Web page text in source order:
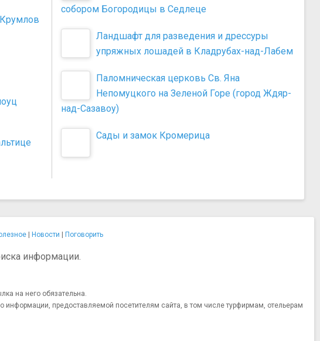
собором Богородицы в Седлеце
Ландшафт для разведения и дрессуры
упряжных лошадей в Кладрубах-над-Лабем
Паломническая церковь Св. Яна
Непомуцкого на Зеленой Горе (город Ждяр-
над-Сазавоу)
Сады и замок Кромерица
| Новости Поговорить
информации.
на него обязательна.
предоставляемой посетителям сайта, в том числе турфирмам, отельерам